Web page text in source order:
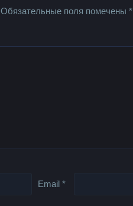
Обязательные поля помечены*
Email*